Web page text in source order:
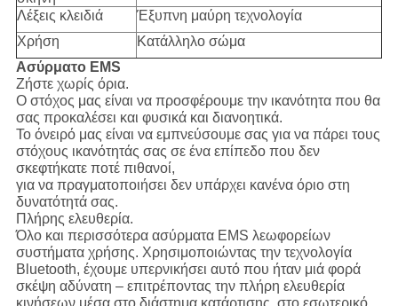
Λέξεις κλειδιά
Έξυπνη μαύρη τεχνολογία
Χρήση
Κατάλληλο σώμα
Ασύρματο EMS
Ζήστε χωρίς όρια.
Ο στόχος μας είναι να προσφέρουμε την ικανότητα που θα
σας προκαλέσει και φυσικά και διανοητικά.
Το όνειρό μας είναι να εμπνεύσουμε σας για να πάρει τους
στόχους ικανότητάς σας σε ένα επίπεδο που δεν
σκεφτήκατε ποτέ πιθανοί,
για να πραγματοποιήσει δεν υπάρχει κανένα όριο στη
δυνατότητά σας.
Πλήρης ελευθερία.
Όλο και περισσότερα ασύρματα EMS λεωφορείων
συστήματα χρήσης. Χρησιμοποιώντας την τεχνολογία
Bluetooth, έχουμε υπερνικήσει αυτό που ήταν μιά φορά
σκέψη αδύνατη – επιτρέποντας την πλήρη ελευθερία